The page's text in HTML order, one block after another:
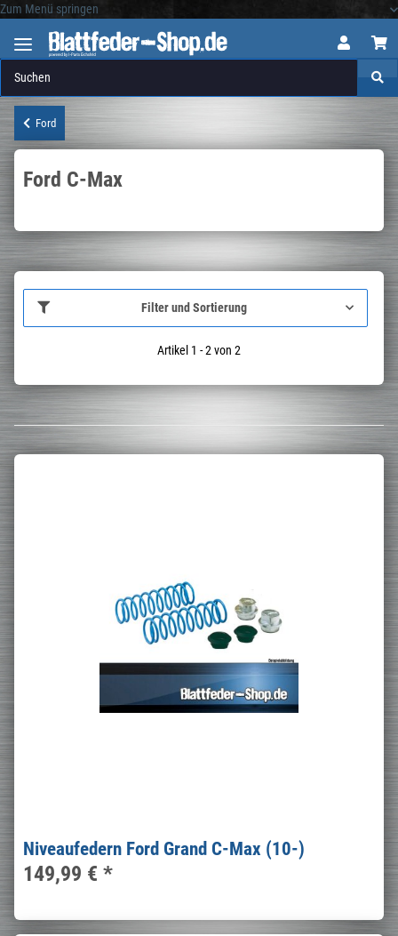
Zum Menü springen
Ford
Ford C-Max
Filter und Sortierung
Artikel 1 - 2 von 2
Niveaufedern Ford Grand C-Max (10-)
149,99 € *